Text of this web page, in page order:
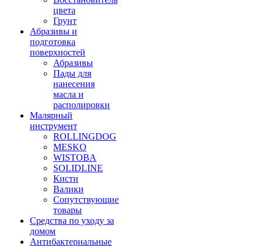
цвета
Грунт
Абразивы и
подготовка
поверхностей
Абразивы
Пады для
нанесения
масла и
располировки
Малярный
инструмент
ROLLINGDOG
MESKO
WISTOBA
SOLIDLINE
Кисти
Валики
Сопутствующие
товары
Средства по уходу за
домом
Антибактериальные